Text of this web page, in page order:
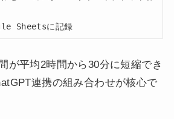
Sheetsに記録
が平均2時間から30分に短縮でき
連携の組み合わせが核心で